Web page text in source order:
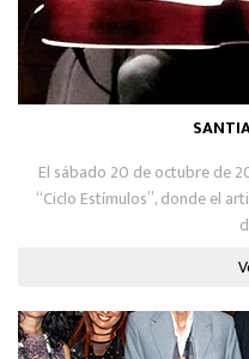
El sábado 20 de octubre de
“Ciclo Estímulos”, donde el